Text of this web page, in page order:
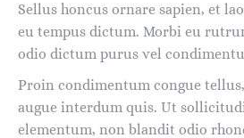
Sellus honcus ornare sapien, et
eu tempus dictum. Morbi eu
odio dictum purus vel
Proin condimentum congue
augue interdum quis. Ut
elementum, non blandit odio